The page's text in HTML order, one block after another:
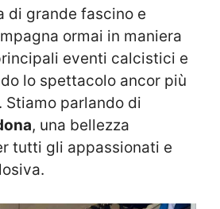
di grande fascino e
ormai in maniera
eventi calcistici e
lo spettacolo ancor più
parlando di
, una bellezza
tutti gli appassionati e